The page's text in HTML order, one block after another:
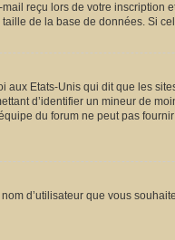
reçu lors de votre
de la base de données. Si
aux Etats-Unis qui dit que les
d’identifier un mineur de
du forum ne peut pas
d’utilisateur que vous